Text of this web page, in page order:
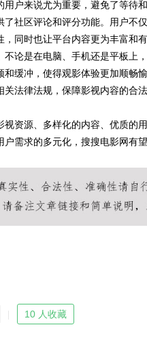
用户来说尤为重要，避免了等待
社区评论和评分功能。用户不
同时也让平台内容更为丰富和
不论是在电脑、手机还是平板上
缓冲，使得观影体验更加顺畅
法律法规，保障影视内容的合
资源、多样化的内容、优质的
户需求的多元化，搜搜电影网有
10 人收藏